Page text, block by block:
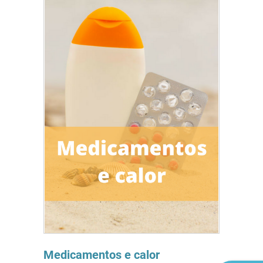
Medicamentos e calor